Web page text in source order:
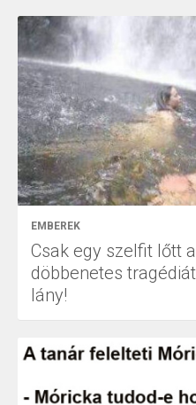
EMBEREK
Csak egy szelfit lőtt
döbbenetes
lány!